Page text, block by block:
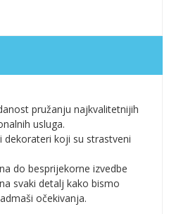
pružanju najkvalitetnijih
usluga.
dekorateri koji su strastveni
do besprijekorne izvedbe
svaki detalj kako bismo
očekivanja.